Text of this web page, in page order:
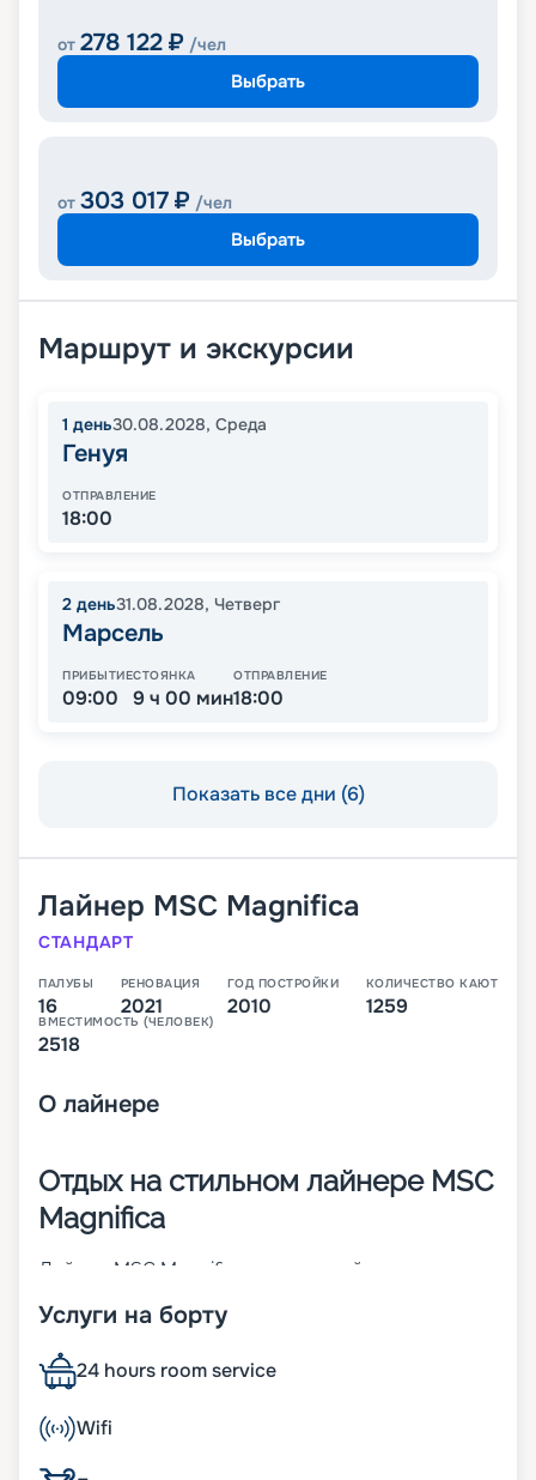
от 278 122 ₽ /чел
Выбрать
от 303 017 ₽ /чел
Выбрать
Маршрут и экскурсии
1 день30.08.2028, Среда
Генуя
ОТПРАВЛЕНИЕ
18:00
2 день31.08.2028, Четверг
Марсель
ПРИБЫТИЕ
09:00
СТОЯНКА
9 ч 00 мин
ОТПРАВЛЕНИЕ
18:00
Показать все дни (6)
Лайнер MSC Magnifica
СТАНДАРТ
ПАЛУБЫ
16
РЕНОВАЦИЯ
2021
ГОД ПОСТРОЙКИ
2010
КОЛИЧЕСТВО КАЮТ
1259
ВМЕСТИМОСТЬ (ЧЕЛОВЕК)
2518
О лайнере
Отдых на стильном лайнере MSC
Magnifica
Лайнер MSC Magnifica – четвертый
в 2010 году, а через 11 лет проведена его
корабля дополняется стильными интерьерами.
Всего на борту предусмотрено 1 259 кают разных
категорий. Другие характеристики:
• ширина – 32 м;
Услуги на борту
24 hours room service
Wifi